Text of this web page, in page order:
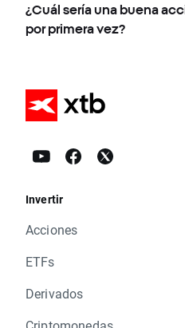
¿Cuál sería una buena
por primera vez?
Invertir
Acciones
ETFs
Derivados